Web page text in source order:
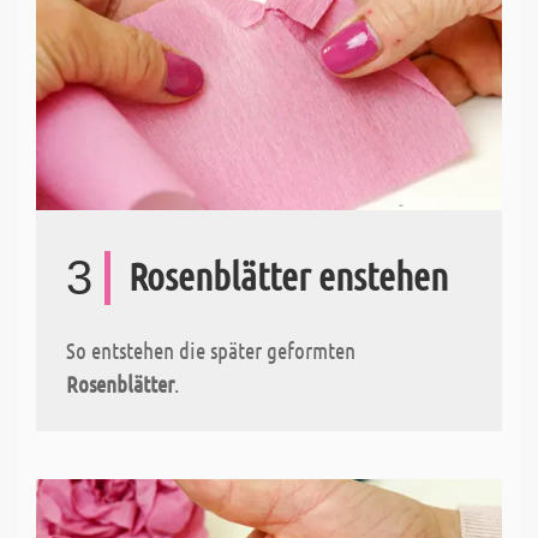
3 Rosenblätter enstehen
So entstehen die später geformten
Rosenblätter.